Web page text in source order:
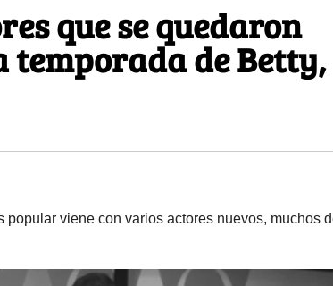
que se quedaron
temporada de Betty,
viene con varios actores nuevos, muchos